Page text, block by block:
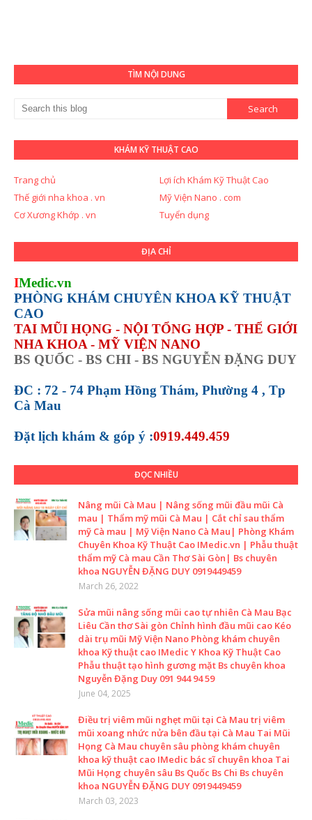
TÌM NỘI DUNG
KHÁM KỸ THUẬT CAO
Trang chủ
Lợi ích Khám Kỹ Thuật Cao
Thế giới nha khoa . vn
Mỹ Viện Nano . com
Cơ Xương Khớp . vn
Tuyển dụng
ĐỊA CHỈ
IMedic.vn
PHÒNG KHÁM CHUYÊN KHOA KỸ THUẬT
CAO
TAI MŨI HỌNG - NỘI TỔNG HỢP - THẾ GIỚI
NHA KHOA - MỸ VIỆN NANO
BS QUỐC - BS CHI - BS NGUYỄN ĐẶNG DUY
ĐC : 72 - 74 Phạm Hồng Thám, Phường 4 , Tp
Cà Mau
Đặt lịch khám & góp ý :0919.449.459
ĐỌC NHIỀU
Nâng mũi Cà Mau | Nâng sống mũi đầu mũi Cà
mau | Thẩm mỹ mũi Cà Mau | Cắt chỉ sau thẩm
mỹ Cà mau | Mỹ Viện Nano Cà Mau| Phòng Khám
Chuyên Khoa Kỹ Thuật Cao IMedic.vn | Phẫu thuật
thẩm mỹ Cà mau Cần Thơ Sài Gòn| Bs chuyên
khoa NGUYỄN ĐẶNG DUY 0919449459
March 26, 2022
Sửa mũi nâng sống mũi cao tự nhiên Cà Mau Bạc
Liêu Cần thơ Sài gòn Chỉnh hình đầu mũi cao Kéo
dài trụ mũi Mỹ Viện Nano Phòng khám chuyên
khoa Kỹ thuật cao IMedic Y Khoa Kỹ Thuật Cao
Phẫu thuật tạo hình gương mặt Bs chuyên khoa
Nguyễn Đặng Duy 091 944 94 59
June 04, 2025
Điều trị viêm mũi nghẹt mũi tại Cà Mau trị viêm
mũi xoang nhức nửa bên đầu tại Cà Mau Tai Mũi
Họng Cà Mau chuyên sâu phòng khám chuyên
khoa kỹ thuật cao IMedic bác sĩ chuyên khoa Tai
Mũi Họng chuyên sâu Bs Quốc Bs Chi Bs chuyên
khoa NGUYỄN ĐẶNG DUY 0919449459
March 03, 2023